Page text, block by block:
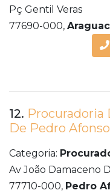
Pç Gentil Veras
77690-000,
12. Procuradoria
De Pedro Afonso
Categoria:
Av João Damaceno
77710-000, Pedro